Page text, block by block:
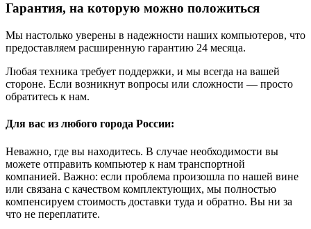
Гарантия, на которую можно положиться
Мы настолько уверены в надежности наших компьютеров, что
предоставляем расширенную гарантию 24 месяца.
Любая техника требует поддержки, и мы всегда на вашей
стороне. Если возникнут вопросы или сложности — просто
обратитесь к нам.
Для вас из любого города России:
Неважно, где вы находитесь. В случае необходимости вы
можете отправить компьютер к нам транспортной
компанией. Важно: если проблема произошла по нашей вине
или связана с качеством комплектующих, мы полностью
компенсируем стоимость доставки туда и обратно. Вы ни за
что не переплатите.